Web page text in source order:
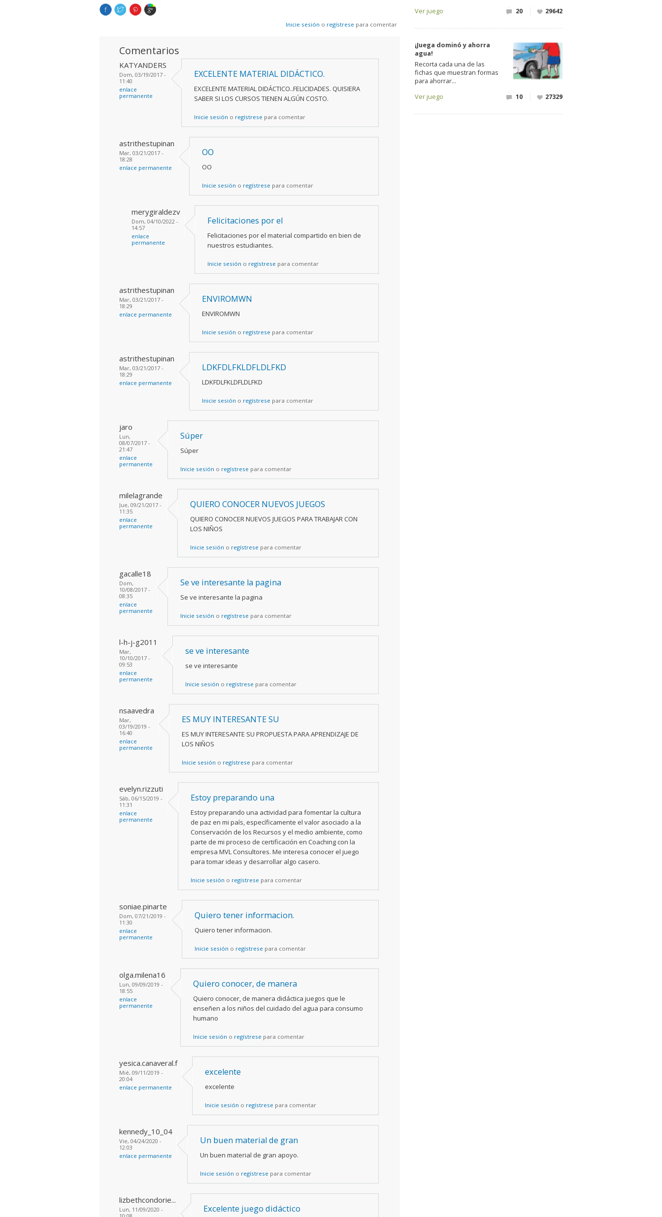
Inicie sesión o regístrese para comentar
Comentarios
KATYANDERS
Dom, 03/19/2017 -
11:40
enlace
permanente
EXCELENTE MATERIAL DIDÁCTICO.
EXCELENTE MATERIAL DIDÁCTICO..FELICIDADES. QUISIERA
SABER SI LOS CURSOS TIENEN ALGÚN COSTO.
Inicie sesión o regístrese para comentar
astrithestupinan
Mar, 03/21/2017 -
18:28
enlace permanente
OO
OO
Inicie sesión o regístrese para comentar
merygiraldezv
Dom, 04/10/2022 -
14:57
enlace
permanente
Felicitaciones por el
Felicitaciones por el material compartido en bien de
nuestros estudiantes.
Inicie sesión o regístrese para comentar
astrithestupinan
Mar, 03/21/2017 -
18:29
enlace permanente
ENVIROMWN
ENVIROMWN
Inicie sesión o regístrese para comentar
astrithestupinan
Mar, 03/21/2017 -
18:29
enlace permanente
LDKFDLFKLDFLDLFKD
LDKFDLFKLDFLDLFKD
Inicie sesión o regístrese para comentar
jaro
Lun,
08/07/2017 -
21:47
enlace
permanente
Súper
Súper
Inicie sesión o regístrese para comentar
milelagrande
Jue, 09/21/2017 -
11:35
enlace
permanente
QUIERO CONOCER NUEVOS JUEGOS
QUIERO CONOCER NUEVOS JUEGOS PARA TRABAJAR CON
LOS NIÑOS
Inicie sesión o regístrese para comentar
gacalle18
Dom,
10/08/2017 -
08:35
enlace
permanente
Se ve interesante la pagina
Se ve interesante la pagina
Inicie sesión o regístrese para comentar
l-h-j-g2011
Mar,
10/10/2017 -
09:53
enlace
permanente
se ve interesante
se ve interesante
Inicie sesión o regístrese para comentar
nsaavedra
Mar,
03/19/2019 -
16:40
enlace
permanente
ES MUY INTERESANTE SU
ES MUY INTERESANTE SU PROPUESTA PARA APRENDIZAJE DE
LOS NIÑOS
Inicie sesión o regístrese para comentar
evelyn.rizzuti
Sáb, 06/15/2019 -
11:31
enlace
permanente
Estoy preparando una
Estoy preparando una actividad para fomentar la cultura
de paz en mi país, específicamente el valor asociado a la
Conservación de los Recursos y el medio ambiente, como
parte de mi proceso de certificación en Coaching con la
empresa MVL Consultores. Me interesa conocer el juego
para tomar ideas y desarrollar algo casero.
Inicie sesión o regístrese para comentar
soniae.pinarte
Dom, 07/21/2019 -
11:30
enlace
permanente
Quiero tener informacion.
Quiero tener informacion.
Inicie sesión o regístrese para comentar
olga.milena16
Lun, 09/09/2019 -
18:55
enlace
permanente
Quiero conocer, de manera
Quiero conocer, de manera didáctica juegos que le
enseñen a los niños del cuidado del agua para consumo
humano
Inicie sesión o regístrese para comentar
yesica.canaveral.f
Mié, 09/11/2019 -
20:04
enlace permanente
excelente
excelente
Inicie sesión o regístrese para comentar
kennedy_10_04
Vie, 04/24/2020 -
12:03
enlace permanente
Un buen material de gran
Un buen material de gran apoyo.
Inicie sesión o regístrese para comentar
lizbethcondorie...
Lun, 11/09/2020 -
Excelente juego didáctico
Ver juego
29642
20
¡Juega dominó y ahorra
agua!
Recorta cada una de las
fichas que muestran formas
para ahorrar...
Ver juego
27329
10